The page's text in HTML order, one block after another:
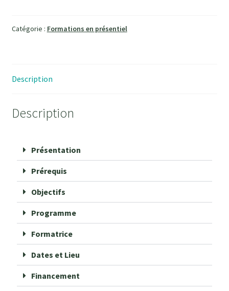
Catégorie : Formations en présentiel
Description
Description
Présentation
Prérequis
Objectifs
Programme
Formatrice
Dates et Lieu
Financement